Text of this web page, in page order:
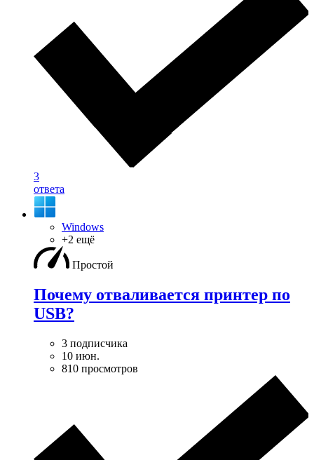
3
ответа
Windows
+2 ещё
Простой
Почему отваливается принтер по
USB?
3 подписчика
10 июн.
810 просмотров